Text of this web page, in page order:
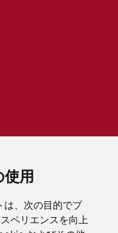
用
は、次の目的でブ
ペリエンスを向上